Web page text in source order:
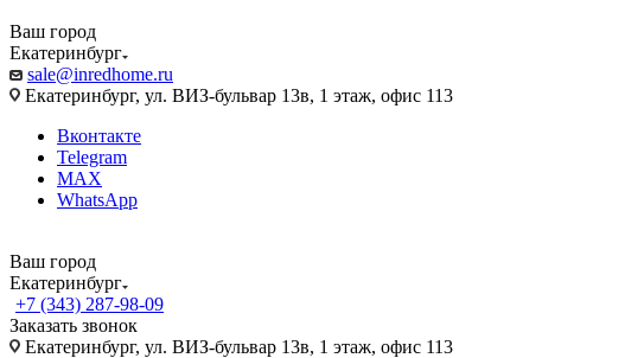
Ваш город
Екатеринбург
sale@inredhome.ru
Екатеринбург, ул. ВИЗ-бульвар 13в, 1 этаж, офис 113
Вконтакте
Telegram
MAX
WhatsApp
Ваш город
Екатеринбург
+7 (343) 287-98-09
Заказать звонок
Екатеринбург, ул. ВИЗ-бульвар 13в, 1 этаж, офис 113